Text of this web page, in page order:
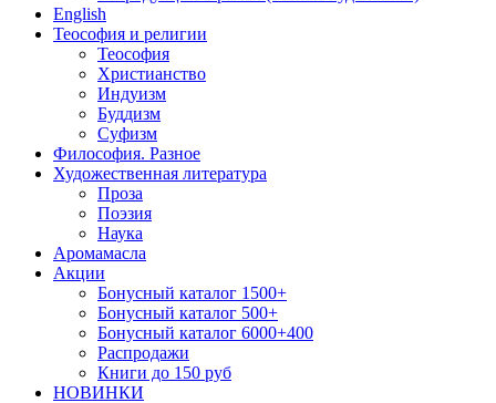
English
Теософия и религии
Теософия
Христианство
Индуизм
Буддизм
Суфизм
Философия. Разное
Художественная литература
Проза
Поэзия
Наука
Аромамасла
Акции
Бонусный каталог 1500+
Бонусный каталог 500+
Бонусный каталог 6000+400
Распродажи
Книги до 150 руб
НОВИНКИ